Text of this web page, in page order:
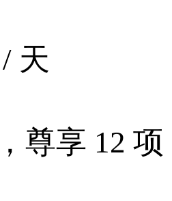
天
尊享 12 项